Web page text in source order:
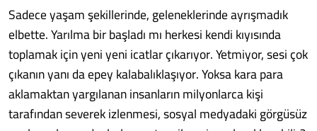
Sadece yaşam şekillerinde, geleneklerinde ayrışmadık
elbette. Yarılma bir başladı mı herkesi kendi kıyısında
toplamak için yeni yeni icatlar çıkarıyor. Yetmiyor, sesi çok
çıkanın yanı da epey kalabalıklaşıyor. Yoksa kara para
aklamaktan yargılanan insanların milyonlarca kişi
tarafından severek izlenmesi, sosyal medyadaki görgüsüz